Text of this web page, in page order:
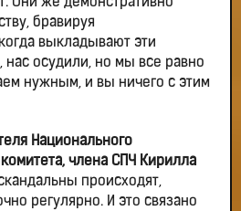
бравируя
выкладывают эти
нас осудили, но мы все равно
нужным, и вы ничего с этим
Национального
члена СПЧ Кирилла
происходят,
регулярно. И это связано